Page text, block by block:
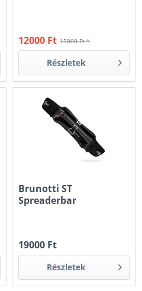
15000 Ft *
12000 Ft
Részletek
Brunotti ST
Spreaderbar
19000 Ft
Részletek